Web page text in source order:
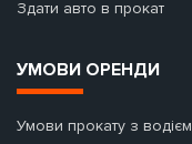
Здати авто в прокат
УМОВИ ОРЕНДИ
Умови прокату з водієм